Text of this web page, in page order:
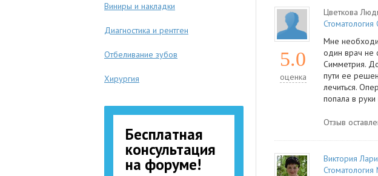
5.0
оценка
Цветкова
Мне
один врач не
Симметрия.
пути ее
лечиться.
попала в
Отзыв
Виктория
Виниры и накладки
Диагностика и рентген
Отбеливание зубов
Хирургия
Бесплатная
консультация
на форуме!